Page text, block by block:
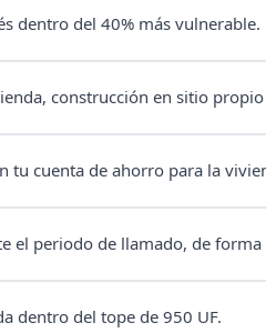
dentro del 40% más vulnerable.
construcción en sitio
tu cuenta de ahorro para la
el periodo de llamado, de
dentro del tope de 950 UF.